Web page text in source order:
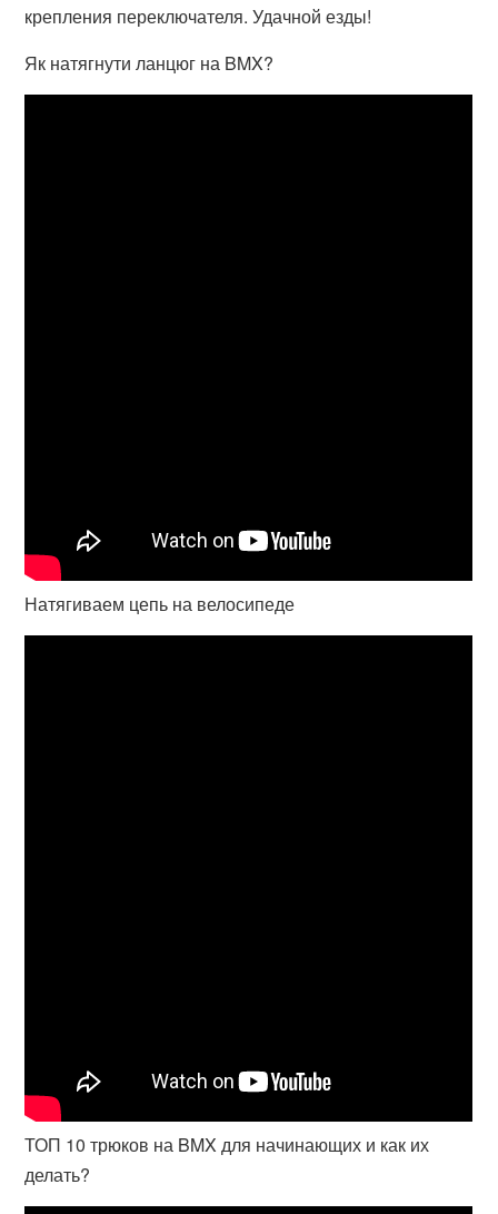
крепления переключателя. Удачной езды!
Як натягнути ланцюг на BMX?
Натягиваем цепь на велосипеде
ТОП 10 трюков на BMX для начинающих и как их
делать?